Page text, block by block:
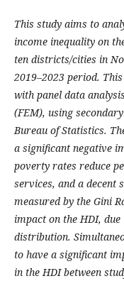
This study aims to
income inequality on
ten districts/cities in
2019–2023 period.
with panel data
(FEM), using
Bureau of Statistics.
a significant negative
poverty rates reduce
services, and a decent
measured by the Gini
impact on the HDI,
distribution.
to have a significant
in the HDI between